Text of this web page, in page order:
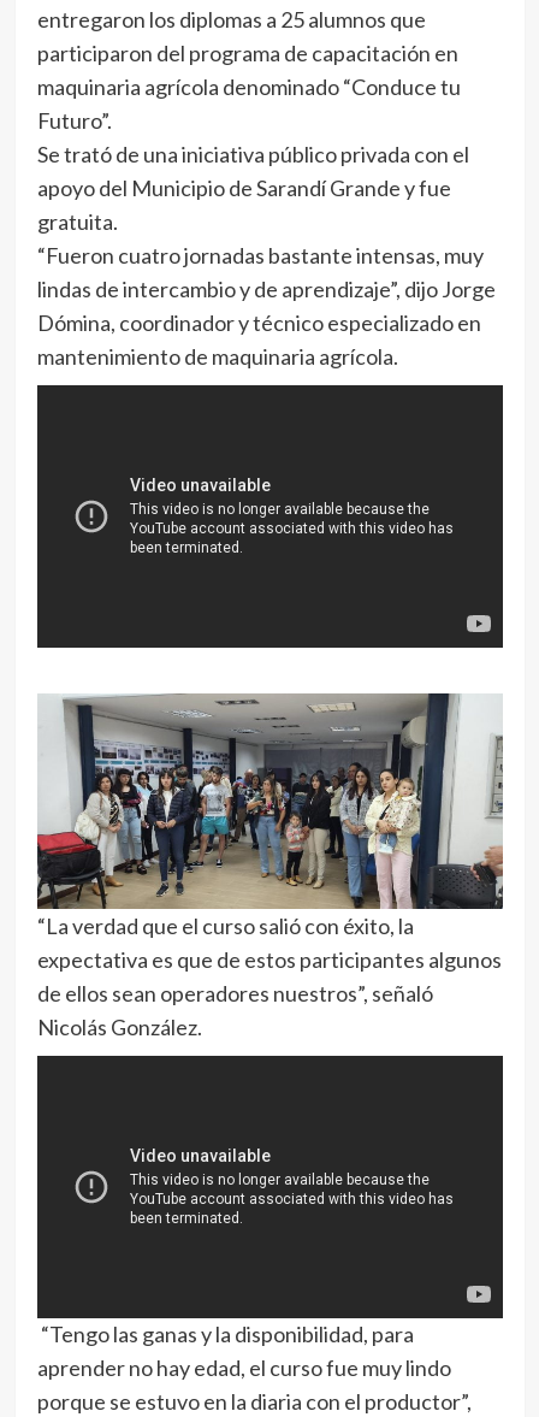
entregaron los diplomas a 25 alumnos que
participaron del programa de capacitación en
maquinaria agrícola denominado “Conduce tu
Futuro”.
Se trató de una iniciativa público privada con el
apoyo del Municipio de Sarandí Grande y fue
gratuita.
“Fueron cuatro jornadas bastante intensas, muy
lindas de intercambio y de aprendizaje”, dijo Jorge
Dómina, coordinador y técnico especializado en
mantenimiento de maquinaria agrícola.
“La verdad que el curso salió con éxito, la
expectativa es que de estos participantes algunos
de ellos sean operadores nuestros”, señaló
Nicolás González.
“Tengo las ganas y la disponibilidad, para
aprender no hay edad, el curso fue muy lindo
porque se estuvo en la diaria con el productor”,